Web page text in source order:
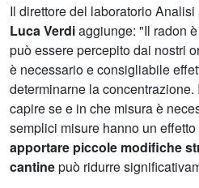
Il direttore del laboratorio
Luca Verdiaggiunge: "Il radon
può essere percepito dai nostri
è necessario e consigliabile
determinarne la
capire se e in che misura è
semplici misure hanno un
apportare piccole modifiche
cantinepuò ridurre